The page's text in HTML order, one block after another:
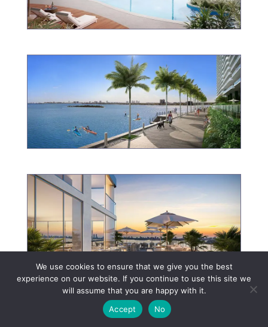
We use cookies to ensure that we give you the best
experience on our website. If you continue to use this site we
will assume that you are happy with it.
Accept
No